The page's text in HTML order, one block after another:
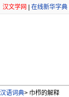
汉文学网 在线新华字典
汉语词典> 巾栉的解释